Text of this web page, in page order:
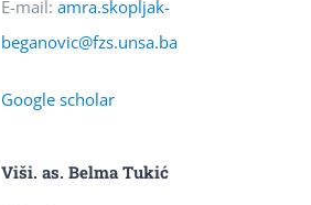
E-mail: amra.skopljak-
beganovic@fzs.unsa.ba
Google scholar
Viši. as. Belma Tukić